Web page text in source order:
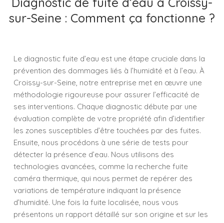
sur-Seine : Comment ça fonctionne ?
Le diagnostic fuite d’eau est une étape cruciale dans la
prévention des dommages liés à l’humidité et à l’eau. À
Croissy-sur-Seine, notre entreprise met en œuvre une
méthodologie rigoureuse pour assurer l’efficacité de
ses interventions. Chaque diagnostic débute par une
évaluation complète de votre propriété afin d’identifier
les zones susceptibles d’être touchées par des fuites.
Ensuite, nous procédons à une série de tests pour
détecter la présence d’eau. Nous utilisons des
technologies avancées, comme la recherche fuite
caméra thermique, qui nous permet de repérer des
variations de température indiquant la présence
d’humidité. Une fois la fuite localisée, nous vous
présentons un rapport détaillé sur son origine et sur les